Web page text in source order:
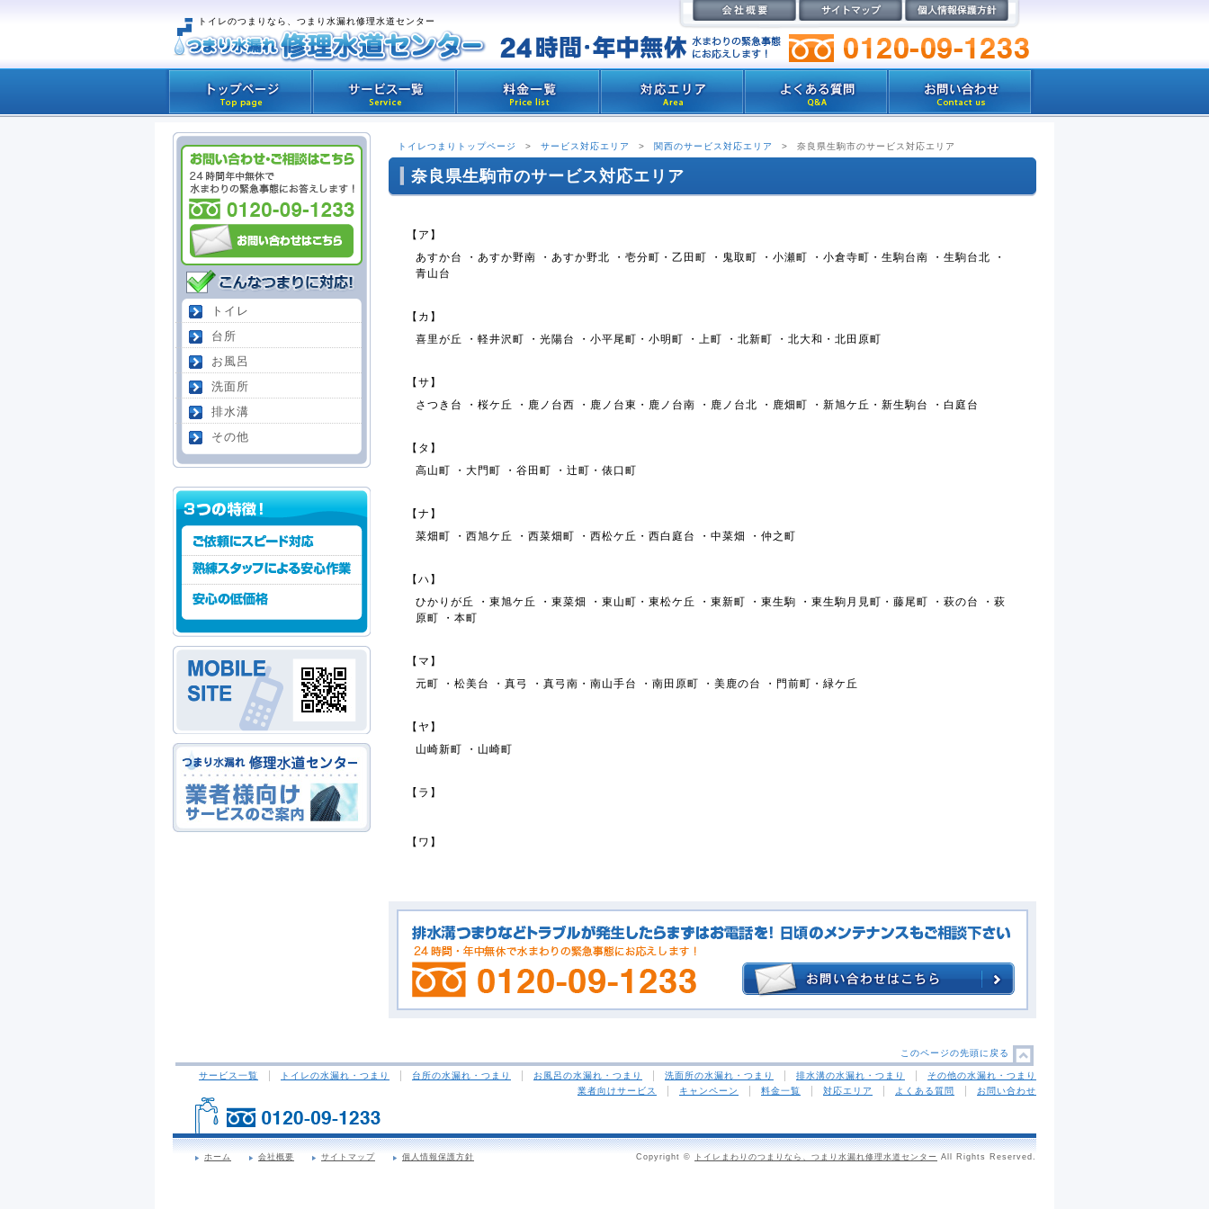
トイレのつまりなら、つまり水漏れ修理水道センター
トイレつまりトップページ > サービス対応エリア > 関西のサービス対応エリア > 奈良県生駒市のサービス対応エリア
奈良県生駒市のサービス対応エリア
【ア】
あすか台 ・あすか野南 ・あすか野北 ・壱分町・乙田町 ・鬼取町 ・小瀬町 ・小倉寺町・生駒台南 ・生駒台北 ・
青山台
【カ】
喜里が丘 ・軽井沢町 ・光陽台 ・小平尾町・小明町 ・上町 ・北新町 ・北大和・北田原町
【サ】
さつき台 ・桜ケ丘 ・鹿ノ台西 ・鹿ノ台東・鹿ノ台南 ・鹿ノ台北 ・鹿畑町 ・新旭ケ丘・新生駒台 ・白庭台
【タ】
高山町 ・大門町 ・谷田町 ・辻町・俵口町
【ナ】
菜畑町 ・西旭ケ丘 ・西菜畑町 ・西松ケ丘・西白庭台 ・中菜畑 ・仲之町
【ハ】
ひかりが丘 ・東旭ケ丘 ・東菜畑 ・東山町・東松ケ丘 ・東新町 ・東生駒 ・東生駒月見町・藤尾町 ・萩の台 ・萩
原町 ・本町
【マ】
元町 ・松美台 ・真弓 ・真弓南・南山手台 ・南田原町 ・美鹿の台 ・門前町・緑ケ丘
【ヤ】
山崎新町 ・山崎町
【ラ】
【ワ】
トイレ
台所
お風呂
洗面所
排水溝
その他
このページの先頭に戻る
サービス一覧 トイレの水漏れ・つまり 台所の水漏れ・つまり お風呂の水漏れ・つまり 洗面所の水漏れ・つまり 排水溝の水漏れ・つまり
その他の水漏れ・つまり
業者向けサービス
キャンペーン 料金一覧 対応エリア よくある質問 お問い合わせ
ホーム 会社概要 サイトマップ 個人情報保護方針 Copyright © トイレまわりのつまりなら、つまり水漏れ修理水道センター All Rights Reserved.